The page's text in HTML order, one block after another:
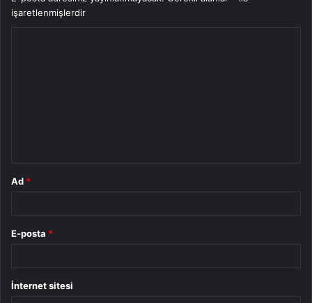
işaretlenmişlerdir
Ad *
E-posta *
İnternet sitesi